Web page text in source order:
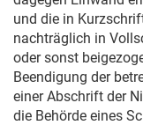
und die in
nachträglich in
oder sonst
Beendigung der
einer Abschrift der
die Behörde eines